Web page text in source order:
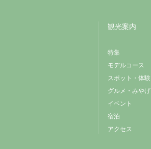
観光案内
特集
モデルコース
スポット・体験
グルメ・みやげ
イベント
宿泊
アクセス